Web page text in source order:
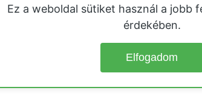
Üdülőház Mártély
Ez a weboldal sütiket használ a jobb
érdekében.
Elfogadom